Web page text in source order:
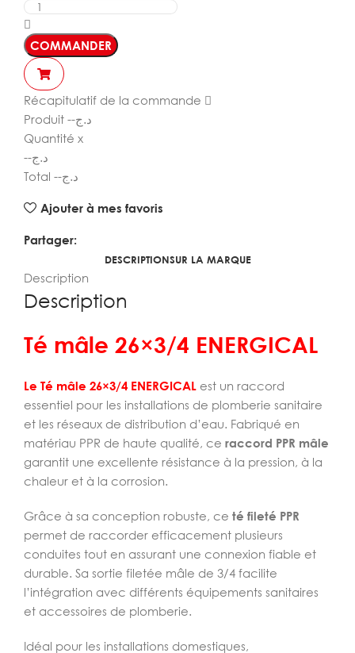
COMMANDER
Récapitulatif de la commande
Produit --د.ج
Quantité x
--د.ج
Total --د.ج
Ajouter à mes favoris
Partager:
DESCRIPTIONSUR LA MARQUE
Description
Description
Té mâle 26×3/4 ENERGICAL
Le Té mâle 26×3/4 ENERGICAL est un raccord
essentiel pour les installations de plomberie sanitaire
et les réseaux de distribution d’eau. Fabriqué en
matériau PPR de haute qualité, ce raccord PPR mâle
garantit une excellente résistance à la pression, à la
chaleur et à la corrosion.
Grâce à sa conception robuste, ce té fileté PPR
permet de raccorder efficacement plusieurs
conduites tout en assurant une connexion fiable et
durable. Sa sortie filetée mâle de 3/4 facilite
l’intégration avec différents équipements sanitaires
et accessoires de plomberie.
Idéal pour les installations domestiques,